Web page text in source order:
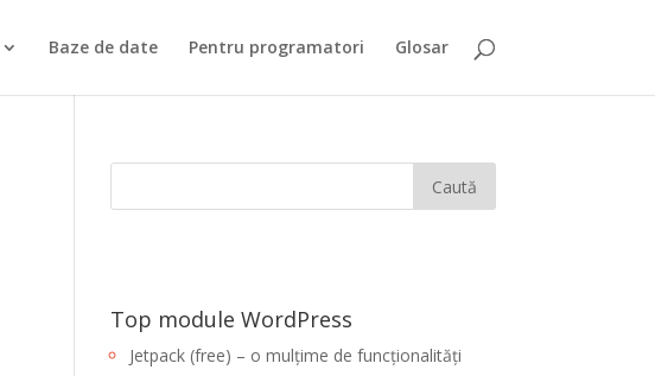
Baze de date Pentru programatori Glosar
Top module WordPress
Jetpack (free) – o mulțime de funcționalități